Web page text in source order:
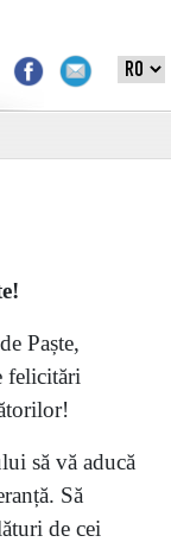
!
Paște,
felicitări
să vă aducă
Să
de cei